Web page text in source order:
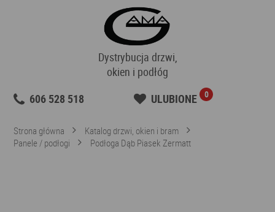
Dystrybucja drzwi,
okien i podłóg
606 528 518
ULUBIONE 0
Strona główna
Katalog drzwi, okien i bram
Panele / podłogi
Podłoga Dąb Piasek Zermatt